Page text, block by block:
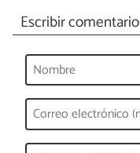
Escribir comentario